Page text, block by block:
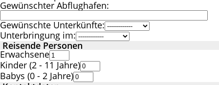
Gewünschter Abflughafen:
Gewünschte Unterkünfte:
Unterbringung im:
Reisende Personen
Erwachsene
Kinder (2 - 11 Jahre)
Babys (0 - 2 Jahre)